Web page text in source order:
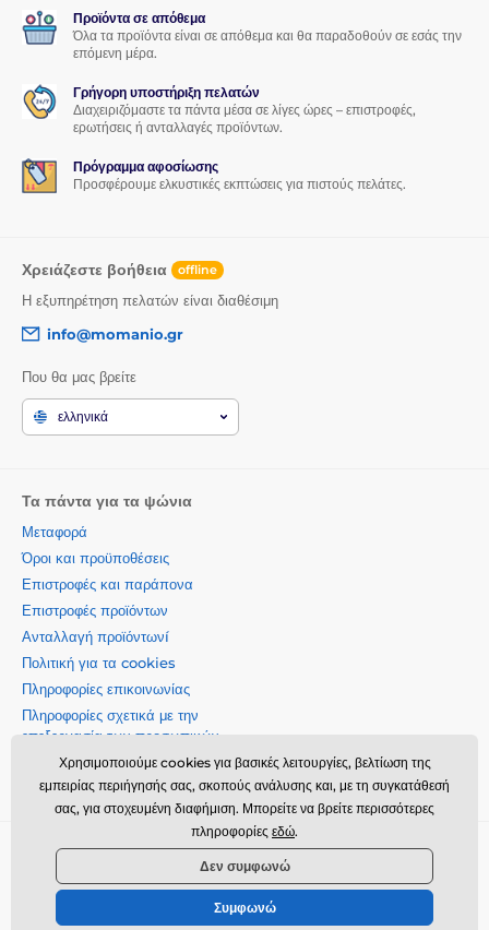
Προϊόντα σε απόθεμα
Όλα τα προϊόντα είναι σε απόθεμα και θα παραδοθούν σε εσάς την
επόμενη μέρα.
Γρήγορη υποστήριξη πελατών
Διαχειριζόμαστε τα πάντα μέσα σε λίγες ώρες – επιστροφές,
ερωτήσεις ή ανταλλαγές προϊόντων.
Πρόγραμμα αφοσίωσης
Προσφέρουμε ελκυστικές εκπτώσεις για πιστούς πελάτες.
Χρειάζεστε βοήθεια offline
Η εξυπηρέτηση πελατών είναι διαθέσιμη
info@momanio.gr
Που θα μας βρείτε
ελληνικά
Τα πάντα για τα ψώνια
Μεταφορά
Όροι και προϋποθέσεις
Επιστροφές και παράπονα
Επιστροφές προϊόντων
Ανταλλαγή προϊόντωνí
Πολιτική για τα cookies
Πληροφορίες επικοινωνίας
Πληροφορίες σχετικά με την
επεξεργασία των προσωπικών
δεδομένων
Σχετικά με την εταιρεία μας
Momanio s.r.o., Okružní 361/14, 74718, Píšť, Czech republic,
VAT: CZ09604707, info@momanio.gr
© 2026 www.momanio.gr ⦁ Κατασκευή eshop
Χρησιμοποιούμε cookies για βασικές λειτουργίες, βελτίωση της
εμπειρίας περιήγησής σας, σκοπούς ανάλυσης και, με τη συγκατάθεσή
σας, για στοχευμένη διαφήμιση. Μπορείτε να βρείτε περισσότερες
πληροφορίες εδώ.
Δεν συμφωνώ
Συμφωνώ